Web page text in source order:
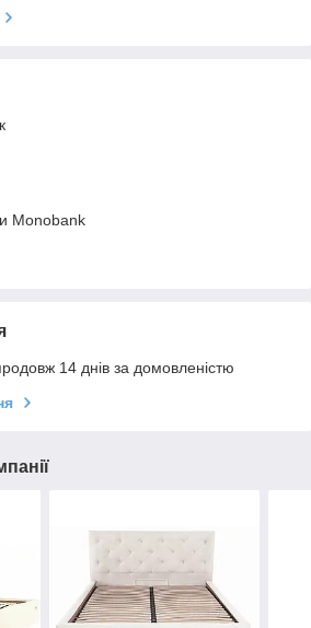
Monobank
14 днів за домовленістю